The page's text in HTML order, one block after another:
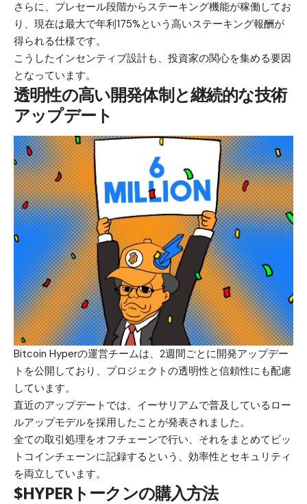
さらに、プレセール段階からステーキング機能が稼働してお
り、現在は最大で年利175%という高いステーキング報酬が
得られる仕様です。
こうしたインセンティブ設計も、投資家の関心を集める要因
となっています。
透明性の高い開発体制と継続的な技術
アップデート
Bitcoin Hyperの運営チームは、2週間ごとに開発アップデー
トを公開しており、プロジェクトの透明性と信頼性にも配慮
しています。
直近のアップデートでは、イーサリアムで普及しているロー
ルアップモデルを採用したことが発表されました。
全ての取引処理をオフチェーンで行い、それをまとめてビッ
トコインチェーンに記録するという、効率性とセキュリティ
を両立しています。
$HYPERトークンの購入方法